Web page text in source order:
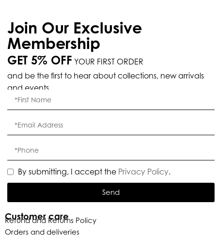
Customer care
Refund and Returns Policy
Orders and deliveries
Join Our Exclusive
Membership
GET 5% OFF YOUR FIRST ORDER
and be the first to hear about collections, new arrivals
and events.
By submitting, I accept the Privacy Policy.
Send